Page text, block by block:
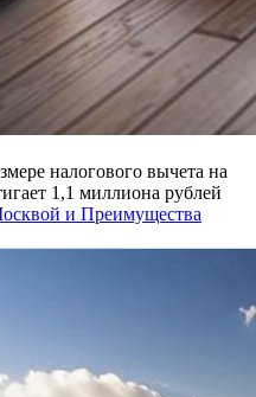
налогового вычета на
1,1 миллиона рублей
и Преимущества